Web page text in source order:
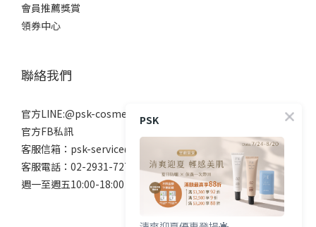
會員推薦獎賞
領券中心
聯絡我們
官方LINE:@psk-cosmetic
官方FB私訊
客服信箱：psk-service@beanne.com.tw
客服電話：02-2931-7272
週一至週五10:00-18:00 例假日除外
PSK